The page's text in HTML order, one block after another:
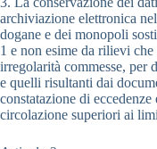
archiviazione elettronica
dogane e dei monopoli
1 e non esime da rilievi
irregolarità commesse, per
e quelli risultanti dai
constatazione di
circolazione superiori ai